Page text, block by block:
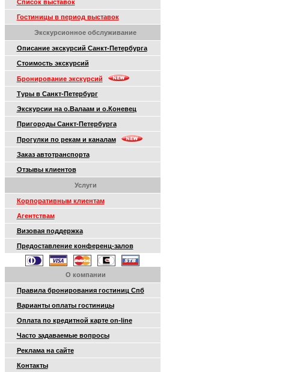
Список выставок
Гостиницы в период выставок
Экскурсионное обслуживание
Описание экскурсий Санкт-Петербурга
Стоимость экскурсий
Бронирование экскурсий
Туры в Санкт-Петербург
Экскурсии на о.Валаам и о.Коневец
Пригороды Санкт-Петербурга
Прогулки по рекам и каналам
Заказ автотранспорта
Отзывы клиентов
Услуги
Корпоративным клиентам
Агентствам
Визовая поддержка
Предоставление конференц-залов
О компании
Правила бронирования гостиниц Спб
Варианты оплаты гостиницы
Оплата по кредитной карте on-line
Часто задаваемые вопросы
Реклама на сайте
Контакты